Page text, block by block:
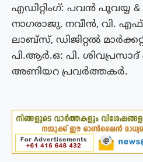
എഡിറ്റിംഗ്: പവൻ പൂവയ്യ
നാഗരാജു, നവീൻ, വി.
ലാബ്സ്, ഡിജിറ്റൽ
പി.ആർ.ഒ: പി. ശിവപ്രസാദ്
അണിയറ പ്രവർത്തകർ.